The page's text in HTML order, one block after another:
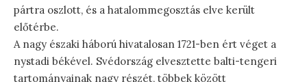
pártra oszlott, és a hatalommegosztás elve került
előtérbe.
A nagy északi háború hivatalosan 1721-ben ért véget a
nystadi békével. Svédország elvesztette balti-tengeri
tartományainak nagy részét, többek között